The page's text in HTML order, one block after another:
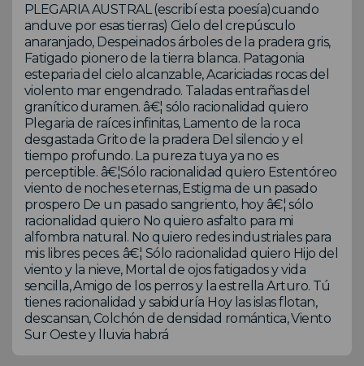
PLEGARIA AUSTRAL (escribí esta poesía)cuando
anduve por esas tierras) Cielo del crepúsculo
anaranjado, Despeinados árboles de la pradera gris,
Fatigado pionero de la tierra blanca. Patagonia
esteparia del cielo alcanzable, Acariciadas rocas del
violento mar engendrado. Taladas entrañas del
granítico duramen. â€¦ sólo racionalidad quiero
Plegaria de raíces infinitas, Lamento de la roca
desgastada Grito de la pradera Del silencio y el
tiempo profundo. La pureza tuya ya no es
perceptible. â€¦Sólo racionalidad quiero Estentóreo
viento de noches eternas, Estigma de un pasado
prospero De un pasado sangriento, hoy â€¦ sólo
racionalidad quiero No quiero asfalto para mi
alfombra natural. No quiero redes industriales para
mis libres peces. â€¦ Sólo racionalidad quiero Hijo del
viento y la nieve, Mortal de ojos fatigados y vida
sencilla, Amigo de los perros y la estrella Arturo. Tú
tienes racionalidad y sabiduría Hoy las islas flotan,
descansan, Colchón de densidad romántica, Viento
Sur Oeste y lluvia habrá